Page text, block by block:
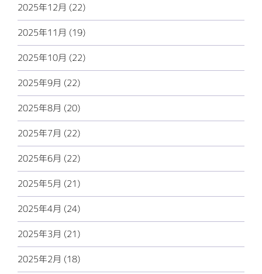
2025年12月 (22)
2025年11月 (19)
2025年10月 (22)
2025年9月 (22)
2025年8月 (20)
2025年7月 (22)
2025年6月 (22)
2025年5月 (21)
2025年4月 (24)
2025年3月 (21)
2025年2月 (18)